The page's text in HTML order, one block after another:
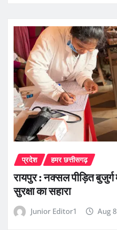
प्रदेश हमर छत्तीसगढ़
रायपुर : नक्सल पीड़ित बुजुर्ग
सुरक्षा का सहारा
Junior Editor1 Aug